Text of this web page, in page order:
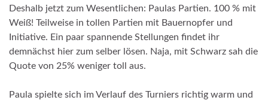
Deshalb jetzt zum Wesentlichen: Paulas Partien. 100 % mit
Weiß! Teilweise in tollen Partien mit Bauernopfer und
Initiative. Ein paar spannende Stellungen findet ihr
demnächst hier zum selber lösen. Naja, mit Schwarz sah die
Quote von 25% weniger toll aus.
Paula spielte sich im Verlauf des Turniers richtig warm und